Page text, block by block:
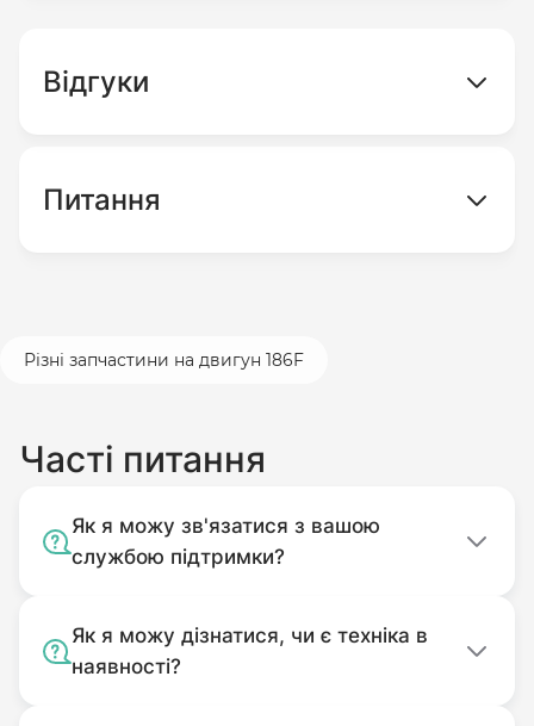
Відгуки
Питання
Різні запчастини на двигун 186F
Часті питання
Як я можу зв'язатися з вашою
службою підтримки?
Як я можу дізнатися, чи є техніка в
наявності?